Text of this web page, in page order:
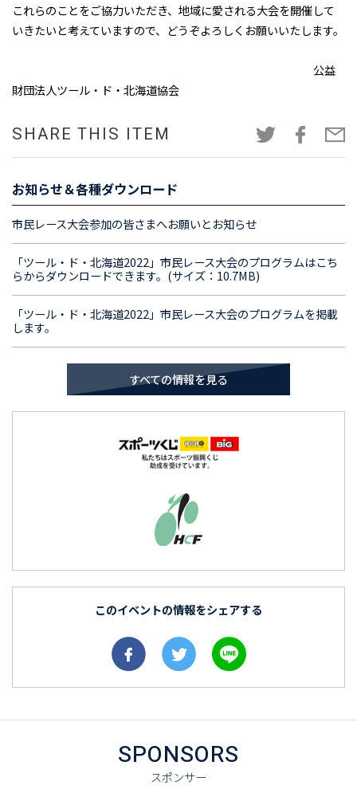
これらのことをご協力いただき、地域に愛される大会を開催して
いきたいと考えていますので、どうぞよろしくお願いいたします。
公益
財団法人ツール・ド・北海道協会
SHARE THIS ITEM
お知らせ＆各種ダウンロード
市民レース大会参加の皆さまへお願いとお知らせ
「ツール・ド・北海道2022」市民レース大会のプログラムはこち
らからダウンロードできます。(サイズ：10.7MB)
「ツール・ド・北海道2022」市民レース大会のプログラムを掲載
します。
すべての情報を見る
このイベントの情報をシェアする
SPONSORS
スポンサー